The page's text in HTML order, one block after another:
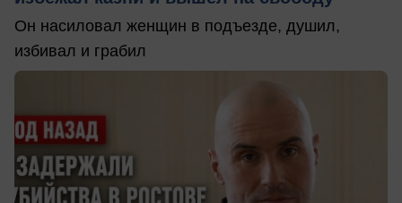
Он насиловал женщин в подъезде, душил,
избивал и грабил